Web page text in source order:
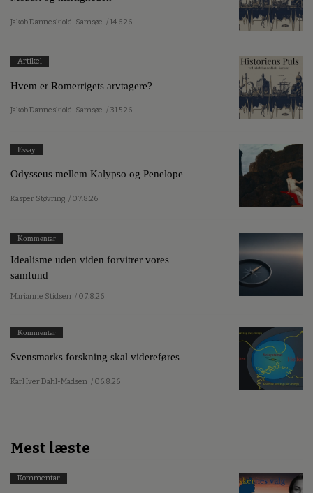
Jakob Danneskiold-Samsøe / 14.6.26
Artikel
Hvem er Romerrigets arvtagere?
Jakob Danneskiold-Samsøe / 31.5.26
Essay
Odysseus mellem Kalypso og Penelope
Kasper Støvring / 07.8.26
Kommentar
Idealisme uden viden forvitrer vores
samfund
Marianne Stidsen / 07.8.26
Kommentar
Svensmarks forskning skal videreføres
Karl Iver Dahl-Madsen / 06.8.26
Mest læste
Kommentar